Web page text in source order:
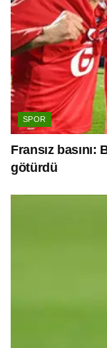
SPOR
Fransız
götürdü